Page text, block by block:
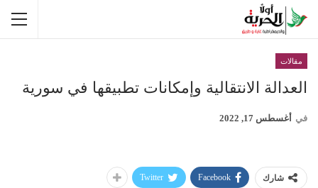
مقالات
العدالة الانتقالية وإمكانات تطبيقها في سورية
في أغسطس 17, 2022
شارك Facebook
Twitter